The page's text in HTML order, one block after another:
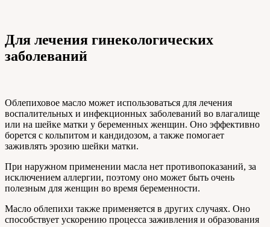
Для лечения гинекологических
заболеваний
Облепиховое масло может использоваться для лечения
воспалительных и инфекционных заболеваний во влагалище
или на шейке матки у беременных женщин. Оно эффективно
борется с кольпитом и кандидозом, а также помогает
заживлять эрозию шейки матки.
При наружном применении масла нет противопоказаний, за
исключением аллергии, поэтому оно может быть очень
полезным для женщин во время беременности.
Масло облепихи также применяется в других случаях. Оно
способствует ускорению процесса заживления и образования